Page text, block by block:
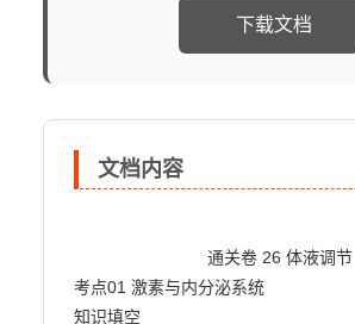
下载文档
文档内容